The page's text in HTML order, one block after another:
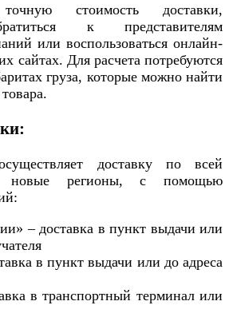
стоимость доставки,
к представителям
или воспользоваться онлайн-
сайтах. Для расчета потребуются
груза, которые можно найти
доставку по всей
новые регионы, с помощью
– доставка в пункт выдачи или
в пункт выдачи или до адреса
в транспортный терминал или